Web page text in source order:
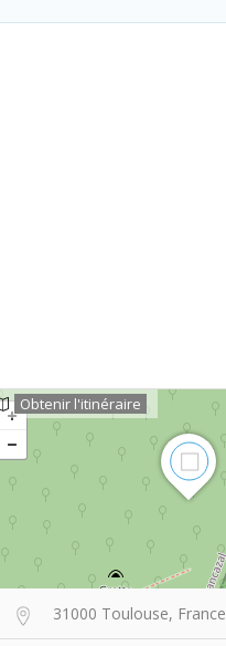
Obtenir l'itinéraire
31000 Toulouse, France